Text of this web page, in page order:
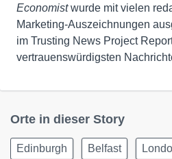
Economistwurde mit vielen
Marketing-Auszeichnungen
im Trusting News Project
vertrauenswürdigsten
Orte in dieser Story
Edinburgh Belfast